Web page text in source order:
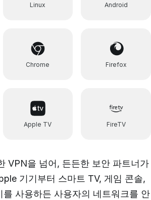
Linux Android
Chrome Firefox
Apple TV FireTV
VPN을 넘어, 든든한 보안 파트너가
기기부터 스마트 TV, 게임 콘솔,
를 사용하든 사용자의 네트워크를 안